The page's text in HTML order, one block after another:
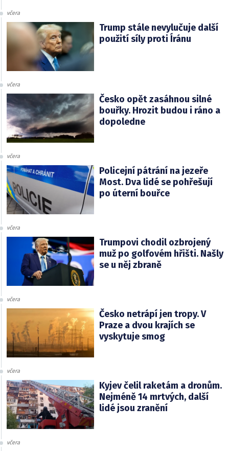
včera
Trump stále nevylučuje další
použití síly proti Íránu
včera
Česko opět zasáhnou silné
bouřky. Hrozit budou i ráno a
dopoledne
včera
Policejní pátrání na jezeře
Most. Dva lidé se pohřešují
po úterní bouřce
včera
Trumpovi chodil ozbrojený
muž po golfovém hřišti. Našly
se u něj zbraně
včera
Česko netrápí jen tropy. V
Praze a dvou krajích se
vyskytuje smog
včera
Kyjev čelil raketám a dronům.
Nejméně 14 mrtvých, další
lidé jsou zranění
včera